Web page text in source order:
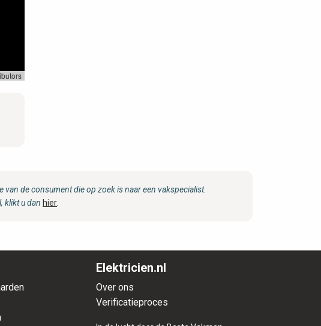
de consument die op zoek is naar een vakspecialist.
klikt u dan hier
Elektricien.nl
Over ons
Verificatieproces